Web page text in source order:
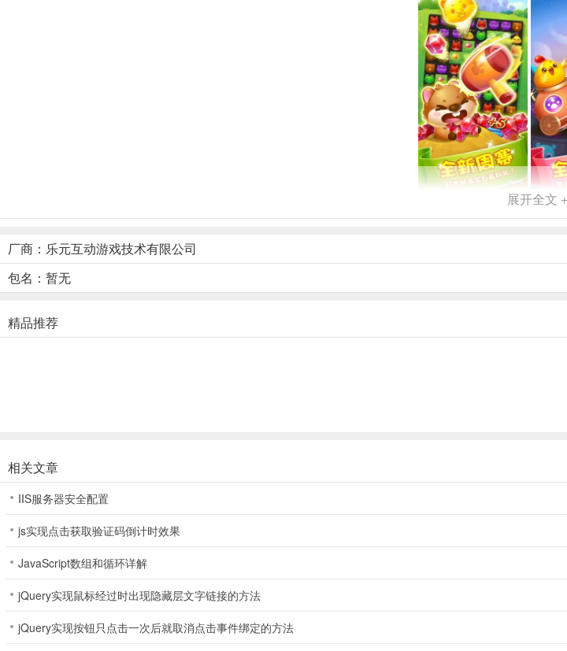
《开心消消乐》，以三消游戏的方式，让国民连接在一起！2019年，8亿玩家的共同选择！
【App Store下载量榜首，多次精选推荐】
【玩法丰富，创意无限】
展开全文 +
厂商：乐元互动游戏技术有限公司
包名：暂无
精品推荐
相关文章
IIS服务器安全配置
js实现点击获取验证码倒计时效果
JavaScript数组和循环详解
jQuery实现鼠标经过时出现隐藏层文字链接的方法
jQuery实现按钮只点击一次后就取消点击事件绑定的方法